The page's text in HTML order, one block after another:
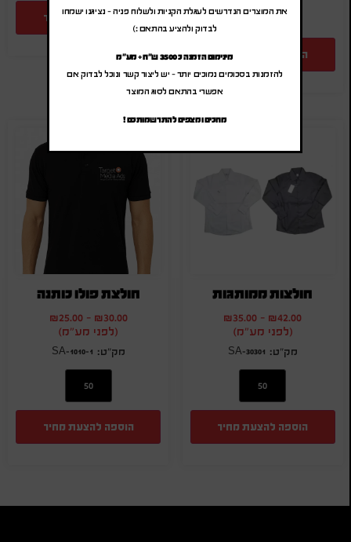
הוספה להצעת מחיר
הוספה להצעת מחיר
חולצות ממותגות
₪42.00
-
₪35.00
(לפני מע"מ)
SA-30301
הוספה להצעת מחיר
חולצת פולו כותנה
₪30.00
-
₪25.00
(לפני מע"מ)
SA-1010-1
הוספה להצעת מחיר
את המוצרים הנדרשים לעגלת הקניות ולשלוח פניה – נציגנו ישמחו
לבדוק ולהציע בהתאם :)
מינימום הזמנה כ 3500 ש"ח + מע"מ
להזמנות בסכומים נמוכים יותר – יש ליצור קשר ונוכל לבדוק אם
אפשרי בהתאם לסוג המוצר
מחכים ומצפים להתרשמותכם !